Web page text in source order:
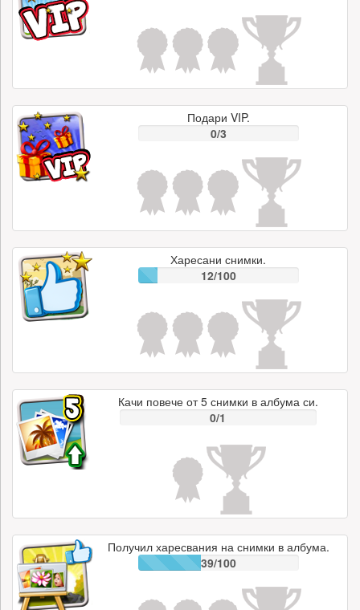
Подари VIP.
0/3
Харесани снимки.
12/100
Качи повече от 5 снимки в албума си.
0/1
Получил харесвания на снимки в албума.
39/100